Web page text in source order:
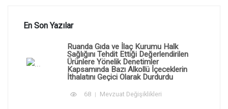
En Son Yazılar
Ruanda Gıda ve İlaç Kurumu Halk
Sağlığını Tehdit Ettiği Değerlendirilen
Ürünlere Yönelik Denetimler
Kapsamında Bazı Alkollü İçeceklerin
İthalatını Geçici Olarak Durdurdu
68 Mevzuat Değişiklikleri